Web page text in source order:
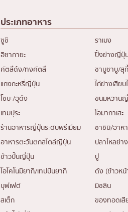
ประเภทอาหาร
ซูชิ
ราเมง
อิซากายะ
ปิ้งย่างญี่ปุ่
คัตสึด้ง/ทงคัตสึ
ชาบูชาบู/สุ
แกงกะหรี่ญี่ปุ่น
ไก่ย่างเสีย
โซบะ/อุด้ง
ขนมหวาน
เทมปุระ
โอมากาเสะ
ร้านอาหารญี่ปุ่นระดับพรีเมียม
ซาชิมิ/อาหา
อาหารตะวันตกสไตล์ญี่ปุ่น
ปลาไหลย่าง
ข้าวปั้นญี่ปุ่น
ปู
โอโคโนมิยากิ/เทปปันยากิ
ด้ง (ข้าวห
บุฟเฟต์
มิชลิน
สเต็ก
ของทอดเสี